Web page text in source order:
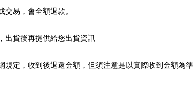
易，會全額退款。
出貨後再提供給您出貨資訊
規定，收到後退還金額，但須注意是以實際收到金額為準